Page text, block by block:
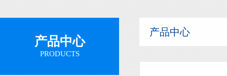
产品中心
PRODUCTS
产品中心